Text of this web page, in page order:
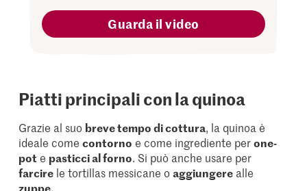
Guarda il video
Piatti principali con la quinoa
Grazie al suo breve tempo di cottura, la quinoa è
ideale comecontorno e come ingrediente perone-
pot e pasticci al forno. Si può anche usare per
farcire le tortillas messicane oaggiungere alle
zuppe.